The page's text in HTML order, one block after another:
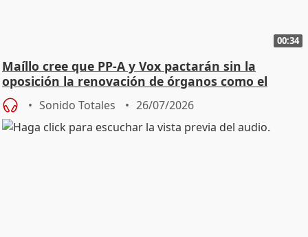
00:34
Maíllo cree que PP-A y Vox pactarán sin la
oposición la renovación de órganos como el
Defensor
Sonido Totales 26/07/2026